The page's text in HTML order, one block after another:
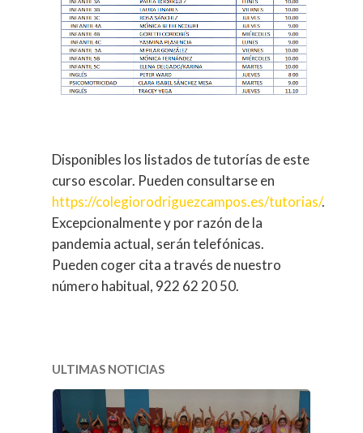
Disponibles los listados de tutorías de este
curso escolar. Pueden consultarse en
https://colegiorodriguezcampos.es/tutorias/.
Excepcionalmente y por razón de la
pandemia actual, serán telefónicas.
Pueden coger cita a través de nuestro
número habitual, 922 62 20 50.
ULTIMAS NOTICIAS